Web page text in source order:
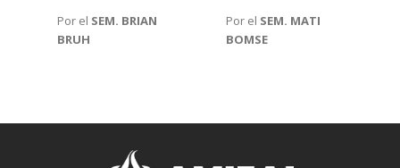
Por el SEM. BRIAN
BRUH
Por el SEM. MATI
BOMSE